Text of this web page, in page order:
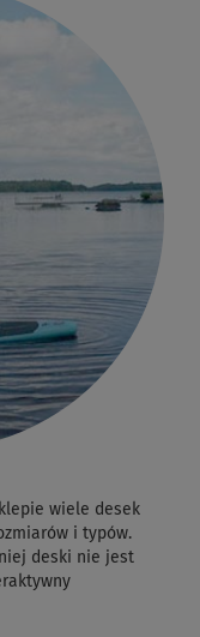
wiele desek
i typów.
deski nie jest